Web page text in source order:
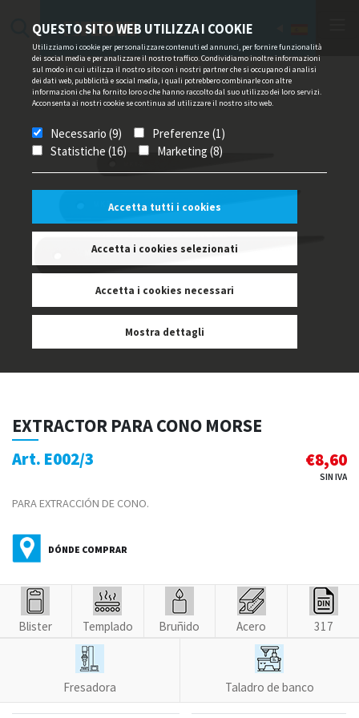
QUESTO SITO WEB UTILIZZA I COOKIE
Utilizziamo i cookie per personalizzare contenuti ed annunci, per fornire funzionalità
dei social media e per analizzare il nostro traffico. Condividiamo inoltre informazioni
sul modo in cui utilizza il nostro sito con i nostri partner che si occupano di analisi
dei dati web, pubblicità e social media, i quali potrebbero combinarle con altre
informazioni che ha fornito loro o che hanno raccolto dal suo utilizzo dei loro servizi.
Acconsenta ai nostri cookie se continua ad utilizzare il nostro sito web.
Necessario (9)
Preferenze (1)
Statistiche (16)
Marketing (8)
Accetta tutti i cookies
Accetta i cookies selezionati
Accetta i cookies necessari
Mostra dettagli
EXTRACTOR PARA CONO MORSE
Art. E002/3 €8,60
SIN IVA
PARA EXTRACCIÓN DE CONO.
DÓNDE COMPRAR
Blister Templado Bruñido Acero 317
Fresadora Taladro de banco